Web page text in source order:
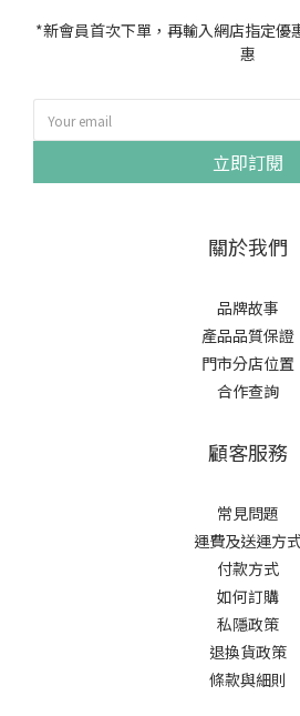
*新會員首次下單，再輸入網店指定優
惠
立即訂閱
關於我們
品牌故事
產品品質保證
門市分店位置
合作查詢
顧客服務
常見問題
運費及送運方
付款方式
如何訂購
私隱政策
退換貨政策
條款與細則